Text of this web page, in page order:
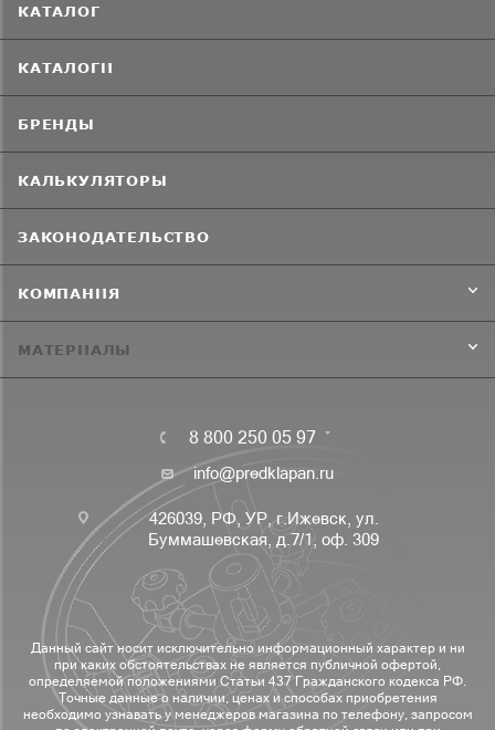
КАТАЛОГ
КАТАЛОГИ
БРЕНДЫ
КАЛЬКУЛЯТОРЫ
ЗАКОНОДАТЕЛЬСТВО
КОМПАНИЯ
МАТЕРИАЛЫ
8 800 250 05 97
info@predklapan.ru
426039, РФ, УР, г.Ижевск, ул.
Буммашевская, д.7/1, оф. 309
Данный сайт носит исключительно информационный характер и ни
при каких обстоятельствах не является публичной офертой,
определяемой положениями Статьи 437 Гражданского кодекса РФ.
Точные данные о наличии, ценах и способах приобретения
необходимо узнавать у менеджеров магазина по телефону, запросом